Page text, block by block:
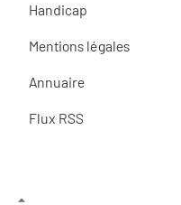
Handicap
Mentions légales
Annuaire
Flux RSS